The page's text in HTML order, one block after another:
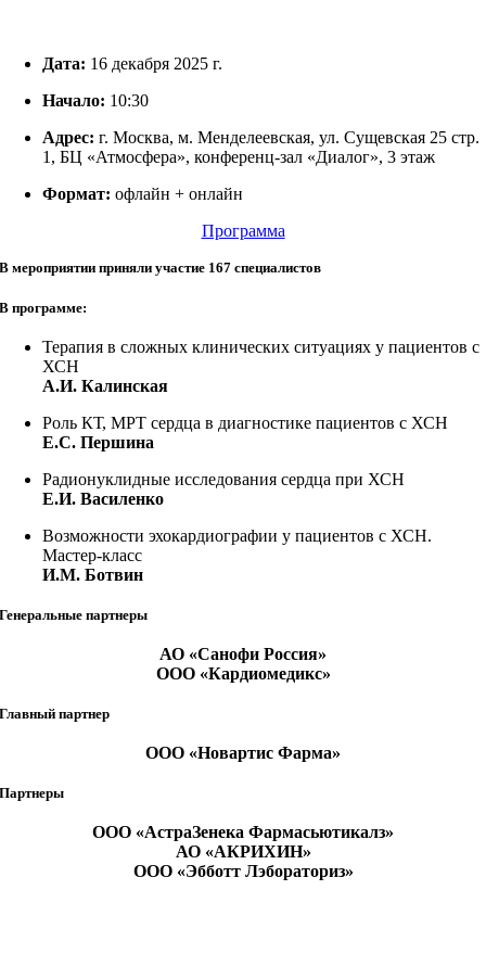
Дата: 16 декабря 2025 г.
Начало: 10:30
Адрес:г. Москва, м. Менделеевская, ул. Сущевская 25 стр.
1, БЦ «Атмосфера», конференц-зал «Диалог», 3 этаж
Формат: офлайн + онлайн
Программа
В мероприятии приняли участие 167 специалистов
В программе:
Терапия в сложных клинических ситуациях у пациентов с
ХСН
А.И. Калинская
Роль КТ, МРТ сердца в диагностике пациентов с ХСН
Е.С. Першина
Радионуклидные исследования сердца при ХСН
Е.И. Василенко
Возможности эхокардиографии у пациентов с ХСН.
Мастер-класс
И.М. Ботвин
Генеральные партнеры
АО «Санофи Россия»
ООО «Кардиомедикс»
Главный партнер
ООО «Новартис Фарма»
Партнеры
ООО «АстраЗенека Фармасьютикалз»
АО «АКРИХИН»
ООО «Эбботт Лэбораториз»